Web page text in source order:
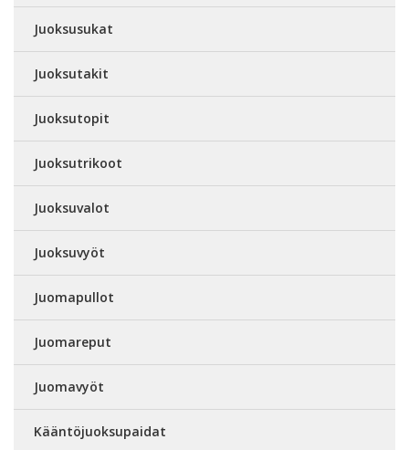
Juoksusukat
Juoksutakit
Juoksutopit
Juoksutrikoot
Juoksuvalot
Juoksuvyöt
Juomapullot
Juomareput
Juomavyöt
Kääntöjuoksupaidat